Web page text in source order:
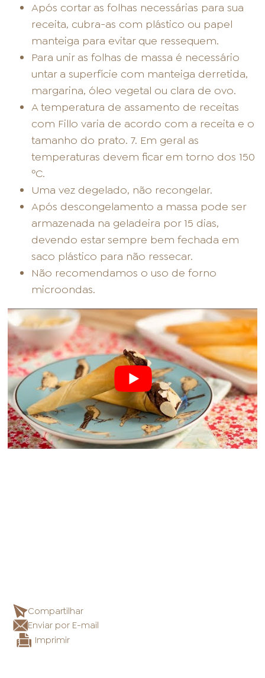
Após cortar as folhas necessárias para sua
receita, cubra-as com plástico ou papel
manteiga para evitar que ressequem.
Para unir as folhas de massa é necessário
untar a superfície com manteiga derretida,
margarina, óleo vegetal ou clara de ovo.
A temperatura de assamento de receitas
com Fillo varia de acordo com a receita e o
tamanho do prato. 7. Em geral as
temperaturas devem ficar em torno dos 150
ºC.
Uma vez degelado, não recongelar.
Após descongelamento a massa pode ser
armazenada na geladeira por 15 dias,
devendo estar sempre bem fechada em
saco plástico para não ressecar.
Não recomendamos o uso de forno
microondas.
Compartilhar
Enviar por E-mail
Imprimir